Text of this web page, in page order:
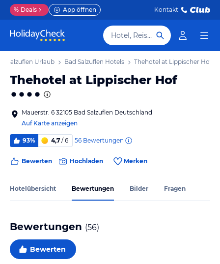
% Deals App öffnen Kontakt
Hotel, Reiseziel
Salzuflen Urlaub Bad Salzuflen Hotels Thehotel at Lippischer Hof
Thehotel at Lippischer Hof
Mauerstr. 6 32105 Bad Salzuflen Deutschland
Auf Karte anzeigen
93% 4,7 / 6 56 Bewertungen
Bewerten Hochladen Merken
Hotelübersicht Bewertungen Bilder Fragen
Bewertungen (56)
Bewerten